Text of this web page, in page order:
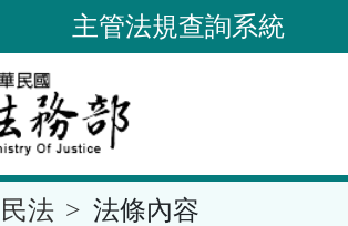
主管法規查詢系統
民法 法條內容